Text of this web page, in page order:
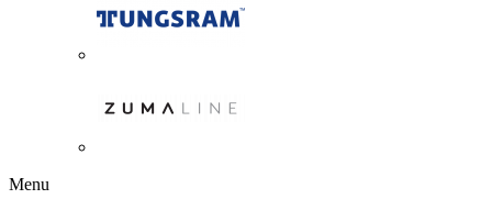
Menu